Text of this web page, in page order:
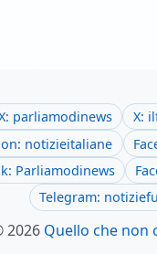
parliamodinews
X:
notizieitaliane
Parliamodinews
Telegram:
2026 Quello che non